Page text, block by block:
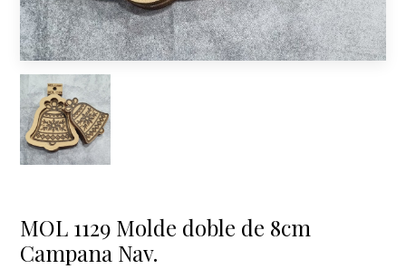
MOL 1129 Molde doble de 8cm
Campana Nav.